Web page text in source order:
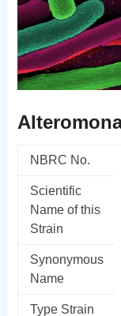
NBRC No.
Scientific
Name of this
Strain
Synonymous
Name
Type Strain